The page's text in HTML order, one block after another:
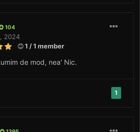
104
2024
1 / 1 member
de mod, nea' Nic.
1